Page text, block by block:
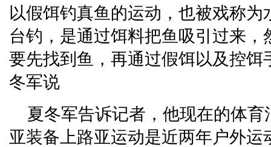
以假饵钓真鱼的运动，也被戏称
台钓，是通过饵料把鱼吸引过来，
要先找到鱼，再通过假饵以及控饵
冬军说
夏冬军告诉记者，他现在的体
亚装备上路亚运动是近两年户外运